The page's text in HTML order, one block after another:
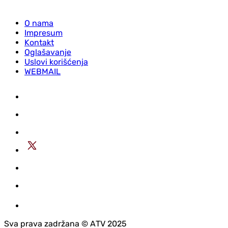
O nama
Impresum
Kontakt
Oglašavanje
Uslovi korišćenja
WEBMAIL
Sva prava zadržana © АTV 2025